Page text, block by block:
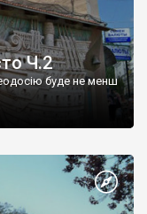
Ч.2
буде не менш